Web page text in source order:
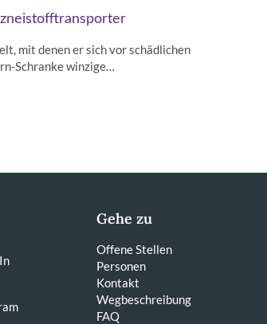
mit denen er sich vor schädlichen
Schranke winzige…
Gehe zu
Offene Stellen
Personen
Kontakt
Wegbeschreibung
FAQ